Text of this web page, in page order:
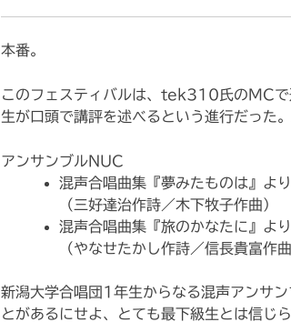
本番。
このフェスティバルは、tek310氏のMCで
生が口頭で講評を述べるという進行だった
アンサンブルNUC
混声合唱曲集『夢みたものは』より
（三好達治作詩／木下牧子作曲）
混声合唱曲集『旅のかなたに』よ
（やなせたかし作詩／信長貴富作曲
新潟大学合唱団1年生からなる混声アンサ
とがあるにせよ、とても最下級生とは信じ